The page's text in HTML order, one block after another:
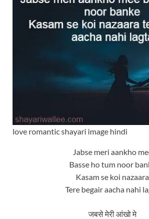
love romantic shayari image hindi
Jabse meri aankho
Basse ho tum noor
Kasam se koi nazaara
Tere begair aacha nahi
जबसे मेरी आंखो मे